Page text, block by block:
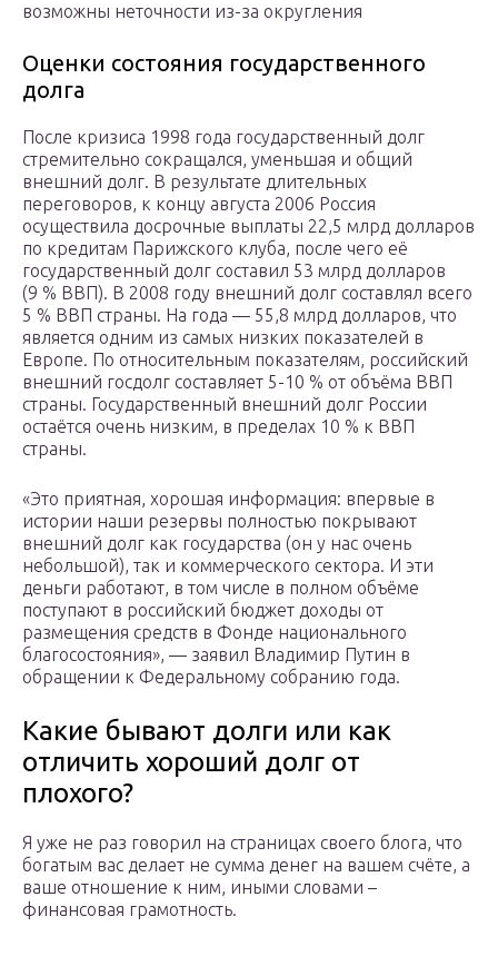
возможны неточности из-за округления
Оценки состояния государственного
долга
После кризиса 1998 года государственный долг
стремительно сокращался, уменьшая и общий
внешний долг. В результате длительных
переговоров, к концу августа 2006 Россия
осуществила досрочные выплаты 22,5 млрд долларов
по кредитам Парижского клуба, после чего её
государственный долг составил 53 млрд долларов
(9 % ВВП). В 2008 году внешний долг составлял всего
5 % ВВП страны. На года — 55,8 млрд долларов, что
является одним из самых низких показателей в
Европе. По относительным показателям, российский
внешний госдолг составляет 5-10 % от объёма ВВП
страны. Государственный внешний долг России
остаётся очень низким, в пределах 10 % к ВВП
страны.
«Это приятная, хорошая информация: впервые в
истории наши резервы полностью покрывают
внешний долг как государства (он у нас очень
небольшой), так и коммерческого сектора. И эти
деньги работают, в том числе в полном объёме
поступают в российский бюджет доходы от
размещения средств в Фонде национального
благосостояния», — заявил Владимир Путин в
обращении к Федеральному собранию года.
Какие бывают долги или как
отличить хороший долг от
плохого?
Я уже не раз говорил на страницах своего блога, что
богатым вас делает не сумма денег на вашем счёте, а
ваше отношение к ним, иными словами –
финансовая грамотность.